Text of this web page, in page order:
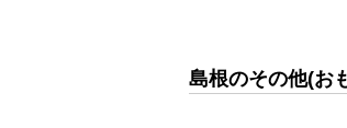
島根のその他(お